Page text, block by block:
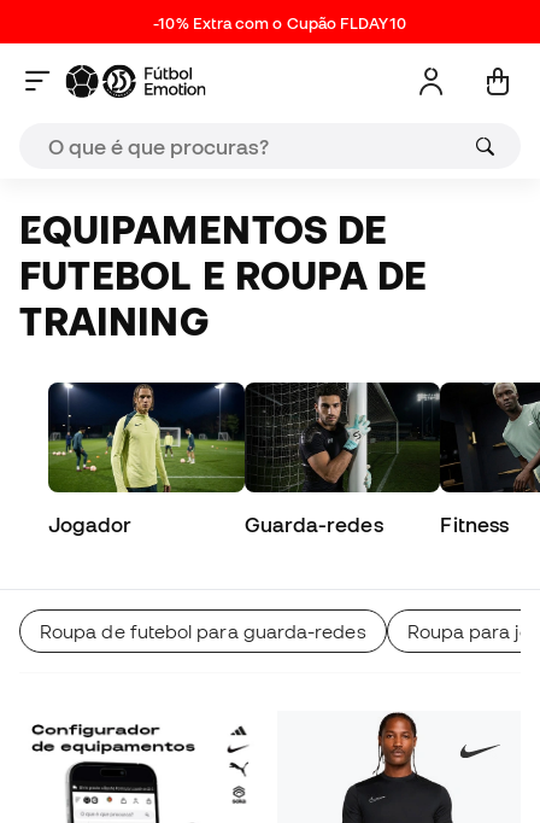
-10% Extra com o Cupão FLDAY10
EQUIPAMENTOS DE
FUTEBOL E ROUPA DE
TRAINING
Jogador Guarda-redes Fitness
Roupa de futebol para guarda-redes Roupa para